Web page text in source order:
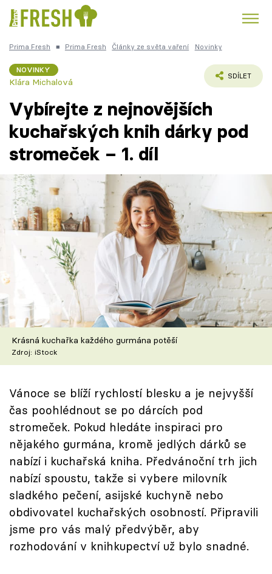
Česká kuchyně
Témata
Recepty
Články
TV Program
Škola vaření
Recepty z TV
Speciál: Cuketa
Sledujte prima+
Přihlášení
Sledujte nás
Prima Fresh ■ Prima Fresh Články ze světa vaření Novinky
NOVINKY
Klára Michalová
SDÍLET
Vybírejte z nejnovějších
kuchařských knih dárky pod
stromeček – 1. díl
Krásná kuchařka každého gurmána potěší
Zdroj: iStock
Vánoce se blíží rychlostí blesku a je nejvyšší
čas poohlédnout se po dárcích pod
stromeček. Pokud hledáte inspiraci pro
nějakého gurmána, kromě jedlých dárků se
nabízí i kuchařská kniha. Předvánoční trh jich
nabízí spoustu, takže si vybere milovník
sladkého pečení, asijské kuchyně nebo
obdivovatel kuchařských osobností. Připravili
jsme pro vás malý předvýběr, aby
rozhodování v knihkupectví už bylo snadné.